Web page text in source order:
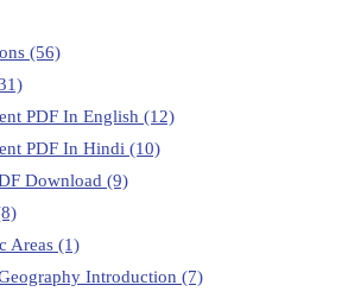
(56)
PDF In English (12)
PDF In Hindi (10)
Download (9)
Areas (1)
Introduction (7)